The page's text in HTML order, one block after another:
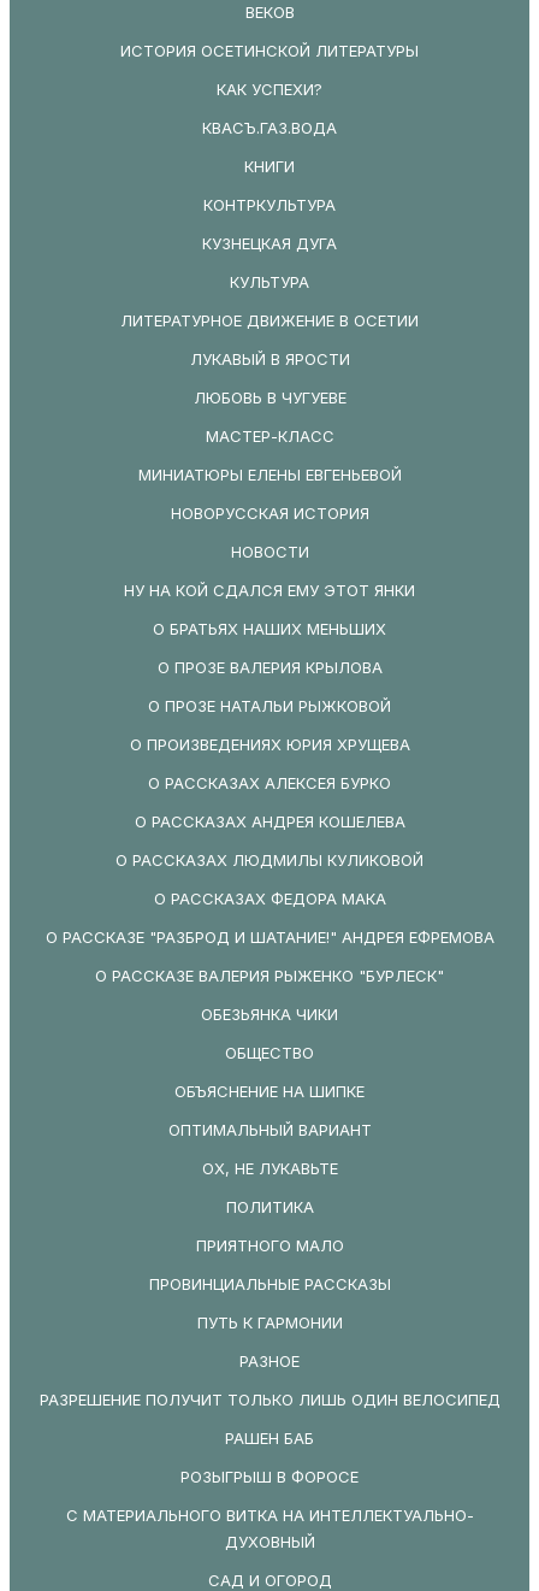
ВЕКОВ
ИСТОРИЯ ОСЕТИНСКОЙ ЛИТЕРАТУРЫ
КАК УСПЕХИ?
КВАСЪ.ГАЗ.ВОДА
КНИГИ
КОНТРКУЛЬТУРА
КУЗНЕЦКАЯ ДУГА
КУЛЬТУРА
ЛИТЕРАТУРНОЕ ДВИЖЕНИЕ В ОСЕТИИ
ЛУКАВЫЙ В ЯРОСТИ
ЛЮБОВЬ В ЧУГУЕВЕ
МАСТЕР-КЛАСС
МИНИАТЮРЫ ЕЛЕНЫ ЕВГЕНЬЕВОЙ
НОВОРУССКАЯ ИСТОРИЯ
НОВОСТИ
НУ НА КОЙ СДАЛСЯ ЕМУ ЭТОТ ЯНКИ
О БРАТЬЯХ НАШИХ МЕНЬШИХ
О ПРОЗЕ ВАЛЕРИЯ КРЫЛОВА
О ПРОЗЕ НАТАЛЬИ РЫЖКОВОЙ
О ПРОИЗВЕДЕНИЯХ ЮРИЯ ХРУЩЕВА
О РАССКАЗАХ АЛЕКСЕЯ БУРКО
О РАССКАЗАХ АНДРЕЯ КОШЕЛЕВА
О РАССКАЗАХ ЛЮДМИЛЫ КУЛИКОВОЙ
О РАССКАЗАХ ФЕДОРА МАКА
О РАССКАЗЕ "РАЗБРОД И ШАТАНИЕ!" АНДРЕЯ ЕФРЕМОВА
О РАССКАЗЕ ВАЛЕРИЯ РЫЖЕНКО "БУРЛЕСК"
ОБЕЗЬЯНКА ЧИКИ
ОБЩЕСТВО
ОБЪЯСНЕНИЕ НА ШИПКЕ
ОПТИМАЛЬНЫЙ ВАРИАНТ
ОХ, НЕ ЛУКАВЬТЕ
ПОЛИТИКА
ПРИЯТНОГО МАЛО
ПРОВИНЦИАЛЬНЫЕ РАССКАЗЫ
ПУТЬ К ГАРМОНИИ
РАЗНОЕ
РАЗРЕШЕНИЕ ПОЛУЧИТ ТОЛЬКО ЛИШЬ ОДИН ВЕЛОСИПЕД
РАШЕН БАБ
РОЗЫГРЫШ В ФОРОСЕ
С МАТЕРИАЛЬНОГО ВИТКА НА ИНТЕЛЛЕКТУАЛЬНО-
ДУХОВНЫЙ
САД И ОГОРОД